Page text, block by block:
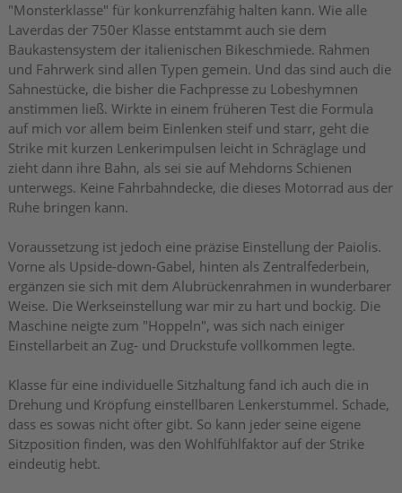
"Monsterklasse" für konkurrenzfähig halten kann. Wie alle
Laverdas der 750er Klasse entstammt auch sie dem
Baukastensystem der italienischen Bikeschmiede. Rahmen
und Fahrwerk sind allen Typen gemein. Und das sind auch die
Sahnestücke, die bisher die Fachpresse zu Lobeshymnen
anstimmen ließ. Wirkte in einem früheren Test die Formula
auf mich vor allem beim Einlenken steif und starr, geht die
Strike mit kurzen Lenkerimpulsen leicht in Schräglage und
zieht dann ihre Bahn, als sei sie auf Mehdorns Schienen
unterwegs. Keine Fahrbahndecke, die dieses Motorrad aus der
Ruhe bringen kann.
Voraussetzung ist jedoch eine präzise Einstellung der Paiolis.
Vorne als Upside-down-Gabel, hinten als Zentralfederbein,
ergänzen sie sich mit dem Alubrückenrahmen in wunderbarer
Weise. Die Werkseinstellung war mir zu hart und bockig. Die
Maschine neigte zum "Hoppeln", was sich nach einiger
Einstellarbeit an Zug- und Druckstufe vollkommen legte.
Klasse für eine individuelle Sitzhaltung fand ich auch die in
Drehung und Kröpfung einstellbaren Lenkerstummel. Schade,
dass es sowas nicht öfter gibt. So kann jeder seine eigene
Sitzposition finden, was den Wohlfühlfaktor auf der Strike
eindeutig hebt.